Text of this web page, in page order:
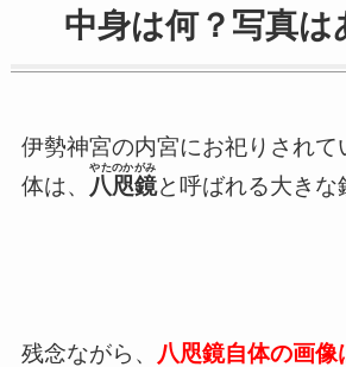
中身は何？写真は
伊勢神宮の内宮にお祀りされて
体は、
八咫鏡
やたのかがみ
と呼ばれる大きな
残念ながら、 八咫鏡自体の画